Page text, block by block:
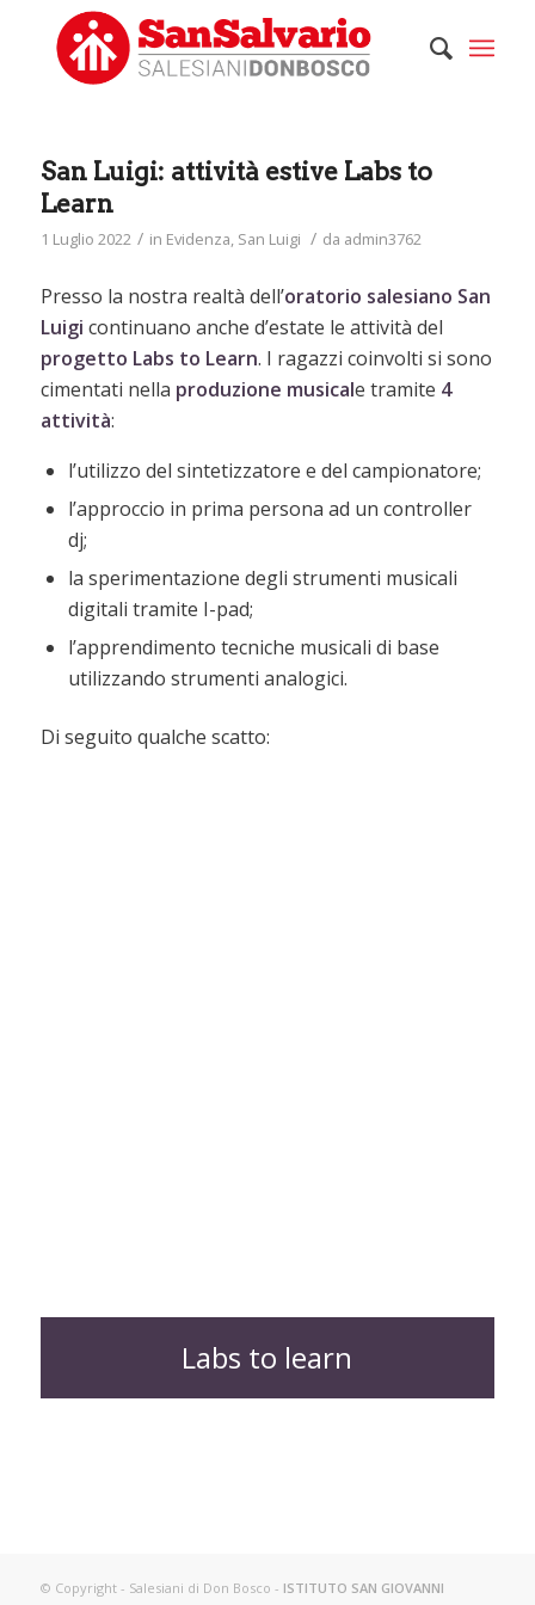
San Luigi: attività estive Labs to
Learn
1 Luglio 2022 / in Evidenza, San Luigi / da admin3762
Presso la nostra realtà dell’oratorio salesiano San
Luigi continuano anche d’estate le attività del
progetto Labs to Learn. I ragazzi coinvolti si sono
cimentati nella produzione musicale tramite 4
attività:
l’utilizzo del sintetizzatore e del campionatore;
l’approccio in prima persona ad un controller
dj;
la sperimentazione degli strumenti musicali
digitali tramite I-pad;
l’apprendimento tecniche musicali di base
utilizzando strumenti analogici.
Di seguito qualche scatto:
Labs to learn
© Copyright - Salesiani di Don Bosco - ISTITUTO SAN GIOVANNI